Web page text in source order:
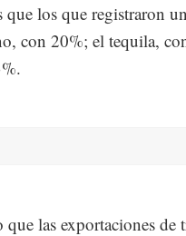
que los que registraron
con 20%; el tequila,
que las exportaciones